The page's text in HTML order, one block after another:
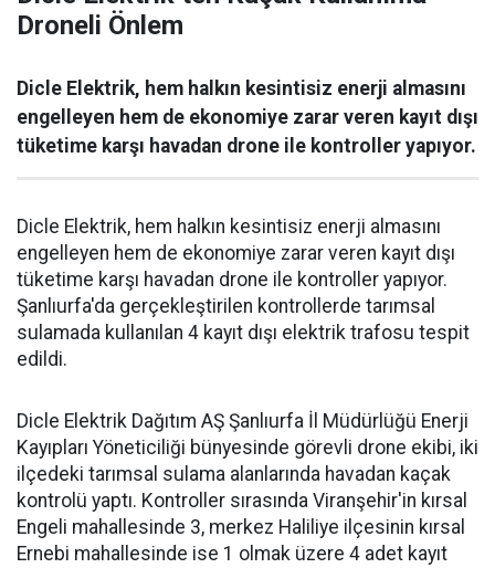
Droneli Önlem
Dicle Elektrik, hem halkın kesintisiz enerji almasını
engelleyen hem de ekonomiye zarar veren kayıt dışı
tüketime karşı havadan drone ile kontroller yapıyor.
Dicle Elektrik, hem halkın kesintisiz enerji almasını
engelleyen hem de ekonomiye zarar veren kayıt dışı
tüketime karşı havadan drone ile kontroller yapıyor.
Şanlıurfa'da gerçekleştirilen kontrollerde tarımsal
sulamada kullanılan 4 kayıt dışı elektrik trafosu tespit
edildi.
Dicle Elektrik Dağıtım AŞ Şanlıurfa İl Müdürlüğü Enerji
Kayıpları Yöneticiliği bünyesinde görevli drone ekibi, iki
ilçedeki tarımsal sulama alanlarında havadan kaçak
kontrolü yaptı. Kontroller sırasında Viranşehir'in kırsal
Engeli mahallesinde 3, merkez Haliliye ilçesinin kırsal
Ernebi mahallesinde ise 1 olmak üzere 4 adet kayıt